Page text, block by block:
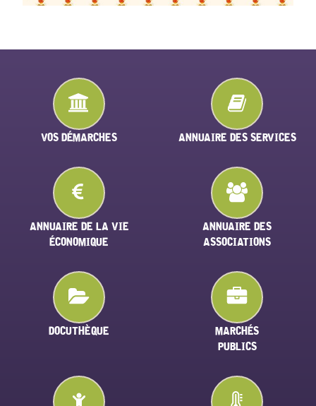
VOS DÉMARCHES ANNUAIRE DES SERVICES
ANNUAIRE DE LA VIE
ÉCONOMIQUE
ANNUAIRE DES
ASSOCIATIONS
DOCUTHÈQUE
MARCHÉS
PUBLICS